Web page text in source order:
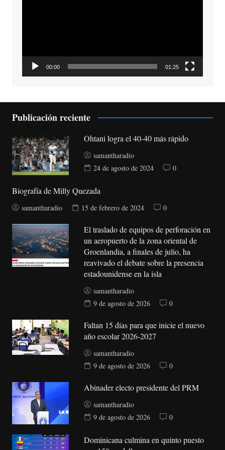
00:00 01:25
Publicación reciente
Ohtani logra el 40-40 más rápido
samantharadio
24 de agosto de 2024
0
Biografía de Milly Quezada
samantharadio 15 de febrero de 2024 0
El traslado de equipos de perforación en
un aeropuerto de la zona oriental de
Groenlandia, a finales de julio, ha
reavivado el debate sobre la presencia
estadounidense en la isla
samantharadio
9 de agosto de 2026
0
Faltan 15 días para que inicie el nuevo
año escolar 2026-2027
samantharadio
9 de agosto de 2026
0
Abinader electo presidente del PRM
samantharadio
9 de agosto de 2026
0
Dominicana culmina en quinto puesto